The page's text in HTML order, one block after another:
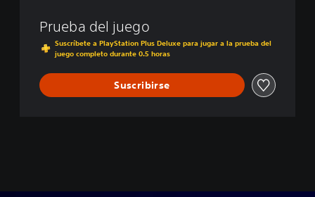
Prueba del juego
Suscríbete a PlayStation Plus Deluxe para jugar a la prueba del
juego completo durante 0.5 horas
Suscribirse